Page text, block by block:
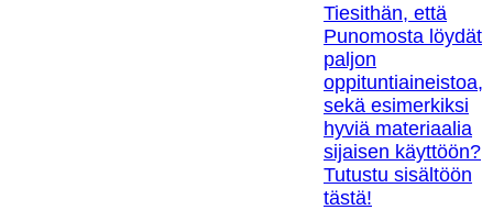
Tiesithän, että
Punomosta löydät
paljon
oppituntiaineistoa,
sekä esimerkiksi
hyviä materiaalia
sijaisen käyttöön?
Tutustu sisältöön
tästä!